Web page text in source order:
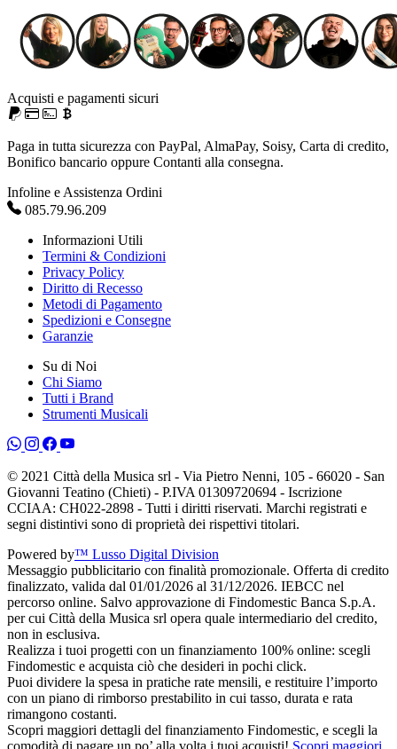
Acquisti e pagamenti sicuri
Paga in tutta sicurezza con PayPal, AlmaPay, Soisy, Carta di credito,
Bonifico bancario oppure Contanti alla consegna.
Infoline e Assistenza Ordini
085.79.96.209
Informazioni Utili
Termini & Condizioni
Privacy Policy
Diritto di Recesso
Metodi di Pagamento
Spedizioni e Consegne
Garanzie
Su di Noi
Chi Siamo
Tutti i Brand
Strumenti Musicali
© 2021 Città della Musica srl - Via Pietro Nenni, 105 - 66020 - San
Giovanni Teatino (Chieti) - P.IVA 01309720694 - Iscrizione
CCIAA: CH022-2898 - Tutti i diritti riservati. Marchi registrati e
segni distintivi sono di proprietà dei rispettivi titolari.
Powered by™ Lusso Digital Division
Messaggio pubblicitario con finalità promozionale. Offerta di credito
finalizzato, valida dal 01/01/2026 al 31/12/2026. IEBCC nel
percorso online. Salvo approvazione di Findomestic Banca S.p.A.
per cui Città della Musica srl opera quale intermediario del credito,
non in esclusiva.
Realizza i tuoi progetti con un finanziamento 100% online: scegli
Findomestic e acquista ciò che desideri in pochi click.
Puoi dividere la spesa in pratiche rate mensili, e restituire l’importo
con un piano di rimborso prestabilito in cui tasso, durata e rata
rimangono costanti.
Scopri maggiori dettagli del finanziamento Findomestic, e scegli la